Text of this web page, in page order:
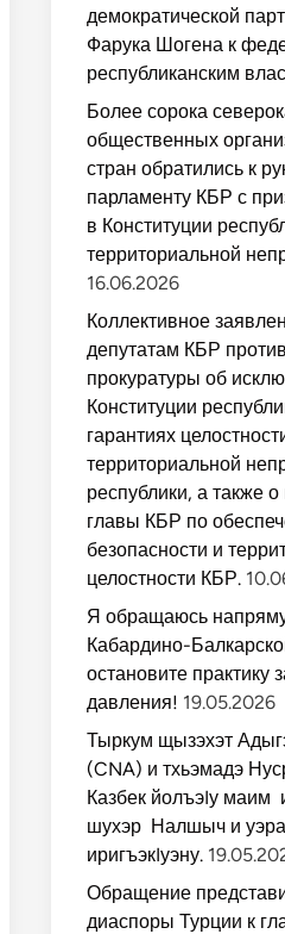
демократической
Фарука Шогена к
республиканским
Более сорока
общественных
стран обратились к
парламенту КБР с
в Конституции
территориальной
16.06.2026
Коллективное
депутатам КБР
прокуратуры об
Конституции
гарантиях
территориальной
республики, а также
главы КБР по
безопасности и
целостности КБР.
Я обращаюсь
Кабардино-
остановите практику
давления! 19.05.2026
Тыркум щызэхэт
(CNA) и тхьэмадэ
Казбек йолъэIу маим
шухэр Налшыч и
иригъэкIуэну.
Обращение
диаспоры Турции к